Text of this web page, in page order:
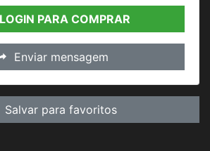
PARA COMPRAR
Enviar mensagem
Salvar para favoritos